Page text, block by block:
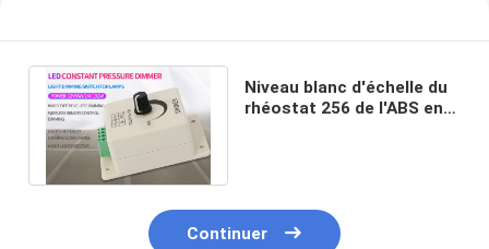
Niveau blanc d'échelle du
rhéostat 256 de l'ABS en
Continuer